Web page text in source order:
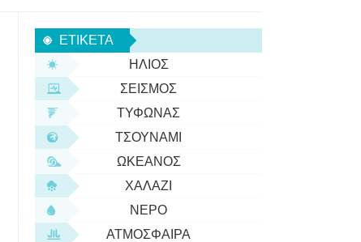
ΕΤΙΚΈΤΑ
ΉΛΙΟΣ
ΣΕΙΣΜΌΣ
ΤΥΦΏΝΑΣ
ΤΣΟΥΝΆΜΙ
ΩΚΕΑΝΌΣ
ΧΑΛΆΖΙ
ΝΕΡΌ
ΑΤΜΌΣΦΑΙΡΑ